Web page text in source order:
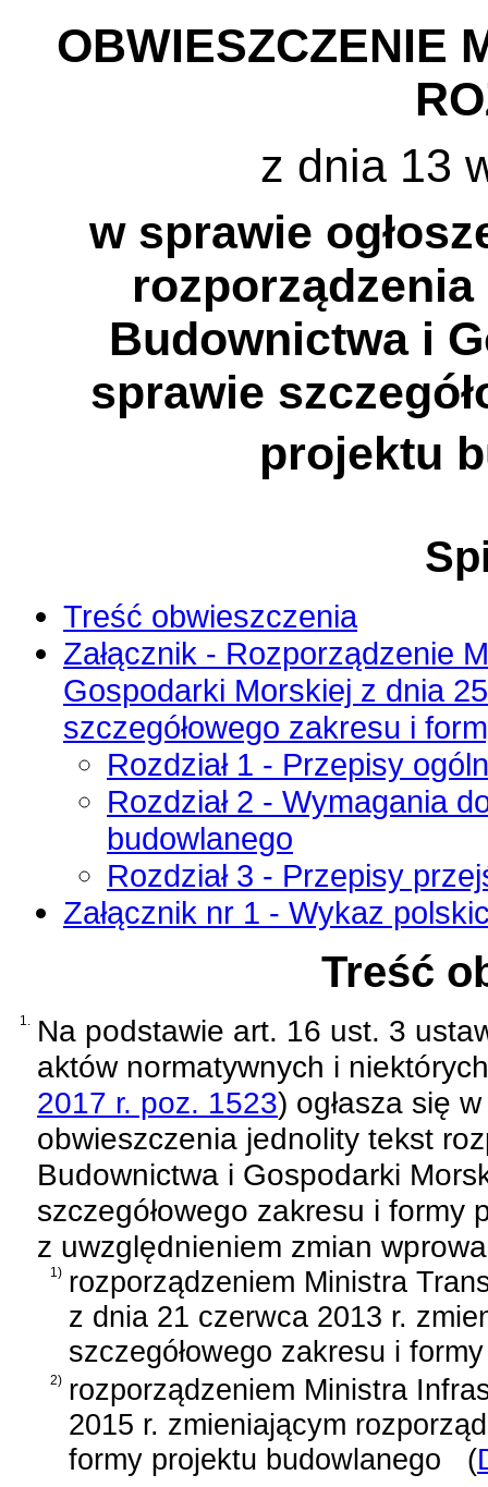
OBWIESZCZENIE
z dnia 13
w sprawie
Budownictwa i
sprawie
projektu
Treść obwieszczenia
Załącznik - Rozporządzenie
Gospodarki Morskiej z dnia
szczegółowego zakresu i
Rozdział 1 - Przepisy
Rozdział 2 - Wymagania
budowlanego
Rozdział 3 - Przepisy
Załącznik nr 1 - Wykaz
Treść
1. Na podstawie art. 16 ust. 3
aktów normatywnych i
2017 r. poz. 1523) ogłasza się
obwieszczenia jednolity tekst
Budownictwa i Gospodarki
szczegółowego zakresu i formy
z uwzględnieniem zmian
1) rozporządzeniem Ministra
z dnia 21 czerwca 2013 r.
szczegółowego zakresu i
2) rozporządzeniem Ministra
2015 r. zmieniającym
formy projektu budowlanego
(